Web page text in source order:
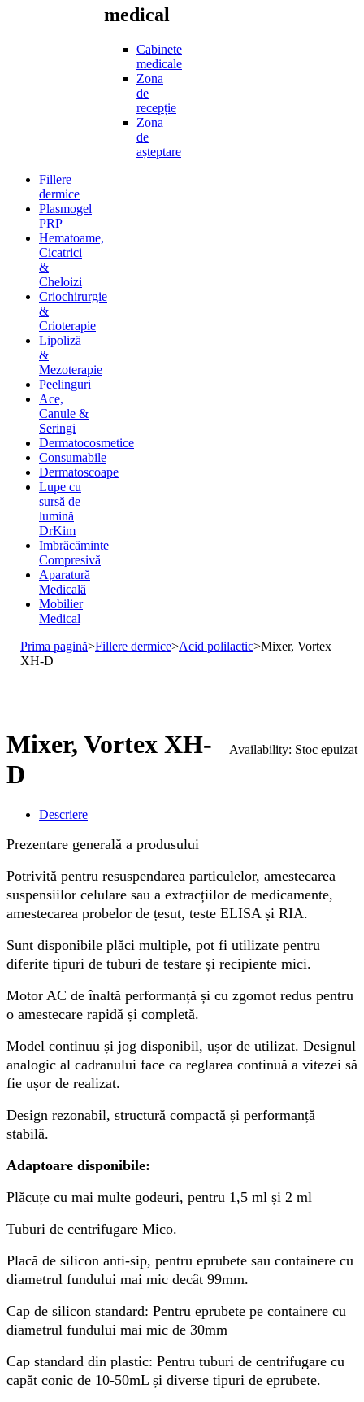
medical
Cabinete
medicale
Zona
de
recepție
Zona
de
așteptare
Fillere
dermice
Plasmogel
PRP
Hematoame,
Cicatrici
&
Cheloizi
Criochirurgie
&
Crioterapie
Lipoliză
&
Mezoterapie
Peelinguri
Ace,
Canule &
Seringi
Dermatocosmetice
Consumabile
Dermatoscoape
Lupe cu
sursă de
lumină
DrKim
Imbrăcăminte
Compresivă
Aparatură
Medicală
Mobilier
Medical
Prima pagină>Fillere dermice>Acid polilactic>Mixer, Vortex
XH-D
Availability: Stoc epuizat
Mixer, Vortex XH-
D
Descriere
Prezentare generală a produsului
Potrivită pentru resuspendarea particulelor, amestecarea
suspensiilor celulare sau a extracțiilor de medicamente,
amestecarea probelor de țesut, teste ELISA și RIA.
Sunt disponibile plăci multiple, pot fi utilizate pentru
diferite tipuri de tuburi de testare și recipiente mici.
Motor AC de înaltă performanță și cu zgomot redus pentru
o amestecare rapidă și completă.
Model continuu și jog disponibil, ușor de utilizat. Designul
analogic al cadranului face ca reglarea continuă a vitezei să
fie ușor de realizat.
Design rezonabil, structură compactă și performanță
stabilă.
Adaptoare disponibile:
Plăcuțe cu mai multe godeuri, pentru 1,5 ml și 2 ml
Tuburi de centrifugare Mico.
Placă de silicon anti-sip, pentru eprubete sau containere cu
diametrul fundului mai mic decât 99mm.
Cap de silicon standard: Pentru eprubete pe containere cu
diametrul fundului mai mic de 30mm
Cap standard din plastic: Pentru tuburi de centrifugare cu
capăt conic de 10-50mL și diverse tipuri de eprubete.